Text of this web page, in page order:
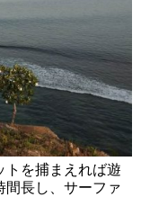
トを捕まえれば遊
間長し、サーファ